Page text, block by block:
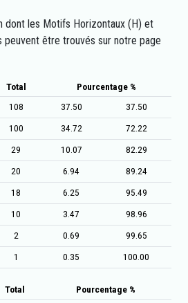
dont les Motifs Horizontaux (H) et
peuvent être trouvés sur notre page
Total
Pourcentage %
108 37.50
37.50
100 34.72
72.22
29 10.07
82.29
20 6.94
89.24
18 6.25
95.49
10 3.47
98.96
2 0.69
99.65
1 0.35 100.00
Total
Pourcentage %